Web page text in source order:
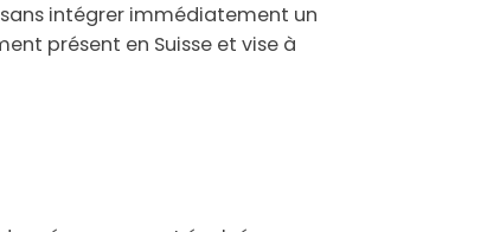
intégrer immédiatement un
présent en Suisse et vise à